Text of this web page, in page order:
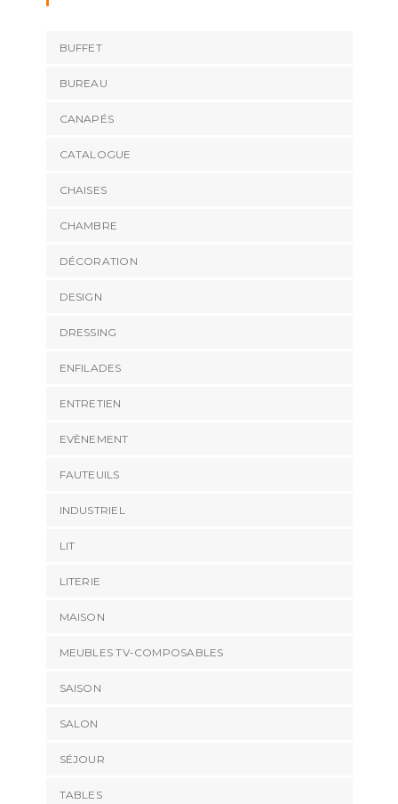
BUFFET
BUREAU
CANAPÉS
CATALOGUE
CHAISES
CHAMBRE
DÉCORATION
DESIGN
DRESSING
ENFILADES
ENTRETIEN
EVÈNEMENT
FAUTEUILS
INDUSTRIEL
LIT
LITERIE
MAISON
MEUBLES TV-COMPOSABLES
SAISON
SALON
SÉJOUR
TABLES